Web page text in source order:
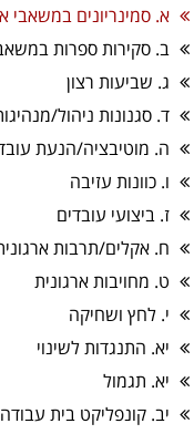
א. סמינריונים במשאבי
ב. סקירות ספרות
ג. שביעות רצון
ד. סגנונות ניהול/
ה. מוטיבציה/הנעת
ו. כוונות עזיבה
ז. ביצועי עובדים
ח. אקלים/תרבות
ט. מחויבות ארגונית
י. לחץ ושחיקה
יא. התנגדות לשינוי
יא. תגמול
יב. קונפליקט בית עבודה